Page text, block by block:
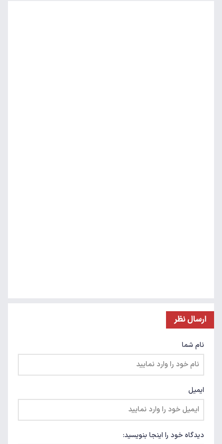
ارسال نظر
نام شما
ایمیل
دیدگاه خود را اینجا بنویسید: